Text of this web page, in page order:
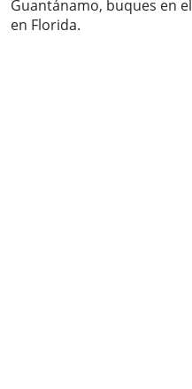
Guantánamo, buques en
en Florida.